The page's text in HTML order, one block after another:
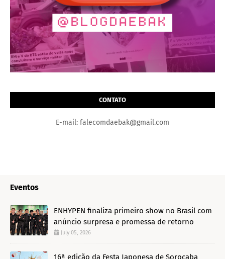
CONTATO
E-mail: falecomdaebak@gmail.com
Eventos
ENHYPEN finaliza primeiro show no Brasil com
anúncio surpresa e promessa de retorno
July 05, 2026
16ª edição da Festa Japonesa de Sorocaba